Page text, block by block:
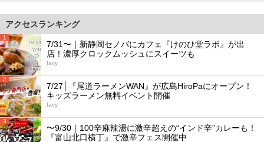
アクセスランキング
1
7/31〜｜新静岡セノバにカフェ『けのひ堂ラボ』が出
店！濃厚クロックムッシュにスイーツも
favy
2
7/27│『尾道ラーメンWAN』が広島HiroPaにオープン！
キッズラーメン無料イベント開催
favy
3
〜9/30｜100辛麻辣湯に激辛超えの“インド辛”カレーも！
『富山北口横丁』で激辛フェス開催中